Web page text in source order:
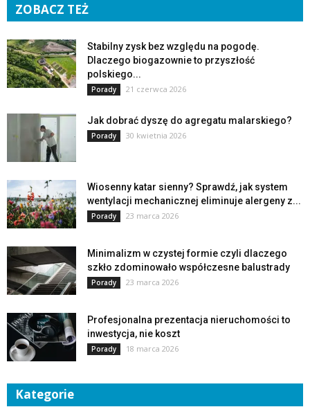
ZOBACZ TEŻ
Stabilny zysk bez względu na pogodę.
Dlaczego biogazownie to przyszłość
polskiego...
Porady 21 czerwca 2026
Jak dobrać dyszę do agregatu malarskiego?
Porady 30 kwietnia 2026
Wiosenny katar sienny? Sprawdź, jak system
wentylacji mechanicznej eliminuje alergeny z...
Porady 23 marca 2026
Minimalizm w czystej formie czyli dlaczego
szkło zdominowało współczesne balustrady
Porady 23 marca 2026
Profesjonalna prezentacja nieruchomości to
inwestycja, nie koszt
Porady 18 marca 2026
Kategorie